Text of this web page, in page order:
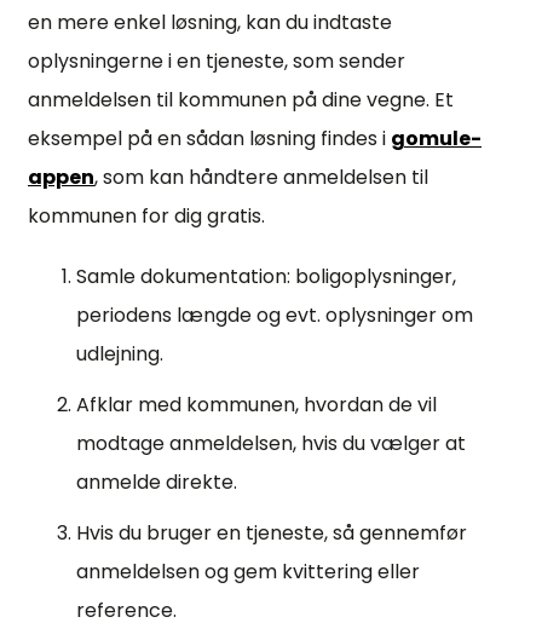
en mere enkel løsning, kan du indtaste
oplysningerne i en tjeneste, som sender
anmeldelsen til kommunen på dine vegne. Et
eksempel på en sådan løsning findes i gomule-
appen, som kan håndtere anmeldelsen til
kommunen for dig gratis.
Samle dokumentation: boligoplysninger,
periodens længde og evt. oplysninger om
udlejning.
Afklar med kommunen, hvordan de vil
modtage anmeldelsen, hvis du vælger at
anmelde direkte.
Hvis du bruger en tjeneste, så gennemfør
anmeldelsen og gem kvittering eller
reference.